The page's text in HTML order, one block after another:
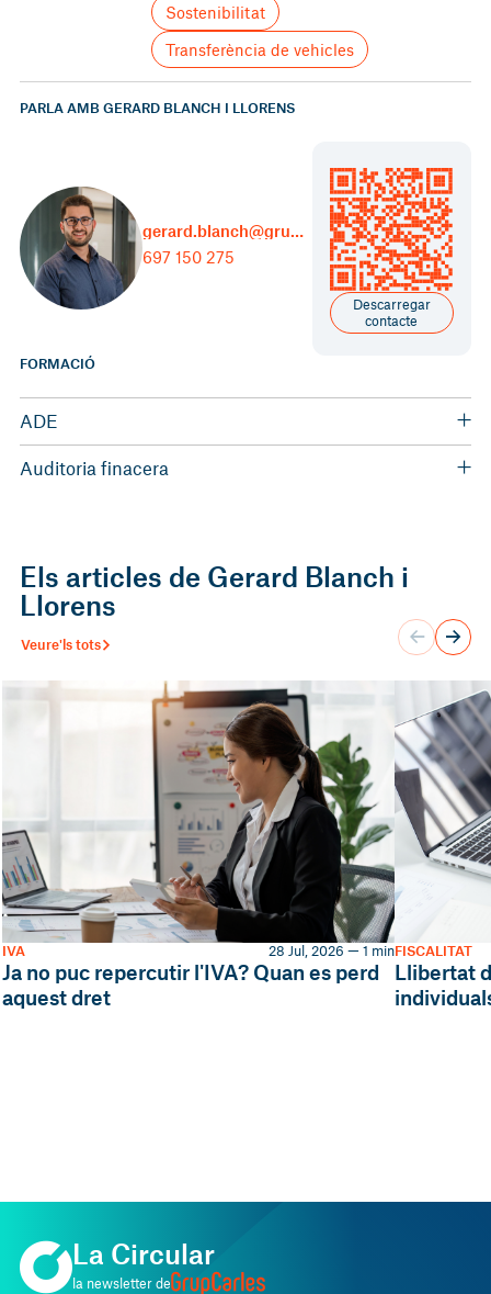
Sostenibilitat
Transferència de vehicles
PARLA AMB GERARD BLANCH I LLORENS
gerard.blanch@grupcarles.com
697 150 275
Descarregar
contacte
FORMACIÓ
ADE
Auditoria finacera
Els articles de Gerard Blanch i
Llorens
Veure'ls tots
Ja no puc repercutir l'IVA? Quan es perd
aquest dret
IVA 28 Jul, 2026 — 1 min
Llibertat
FISCALITAT
La Circular
la newsletter de